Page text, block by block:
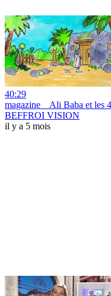
40:29
magazine _ Ali Baba et les
BEFFROI VISION
il y a 5 mois